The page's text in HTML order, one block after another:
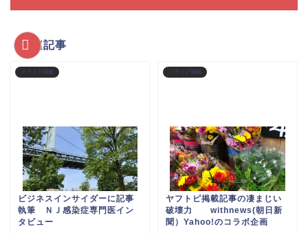
関連記事
メディア掲載
ビジネスインサイダーに記事
執筆 ＮＪ感染症専門医イン
タビュー
メディア掲載
ヤフトピ掲載記事の凄まじい
破壊力 withnews(朝日新
聞）Yahoo!のコラボ企画